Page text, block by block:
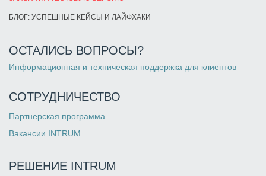
БЛОГ: УСПЕШНЫЕ КЕЙСЫ И ЛАЙФХАКИ
ОСТАЛИСЬ ВОПРОСЫ?
Информационная и техническая поддержка для клиентов
СОТРУДНИЧЕСТВО
Партнерская программа
Вакансии INTRUM
РЕШЕНИЕ INTRUM